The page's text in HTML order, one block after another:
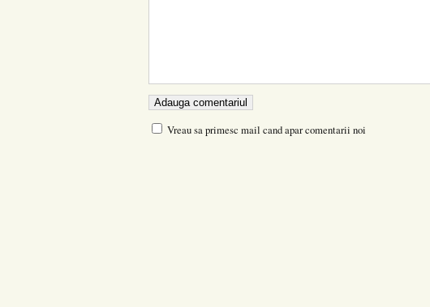
Vreau sa primesc mail cand apar comentarii noi